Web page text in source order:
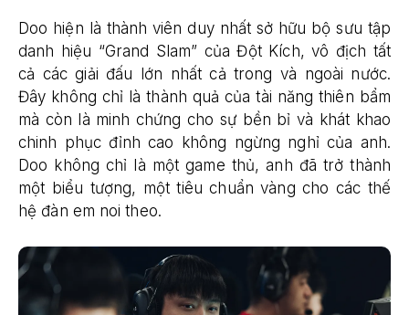
Doo hiện là thành viên duy nhất sở hữu bộ sưu tập
danh hiệu “Grand Slam” của Đột Kích, vô địch tất
cả các giải đấu lớn nhất cả trong và ngoài nước.
Đây không chỉ là thành quả của tài năng thiên bẩm
mà còn là minh chứng cho sự bền bỉ và khát khao
chinh phục đỉnh cao không ngừng nghỉ của anh.
Doo không chỉ là một game thủ, anh đã trở thành
một biểu tượng, một tiêu chuẩn vàng cho các thế
hệ đàn em noi theo.